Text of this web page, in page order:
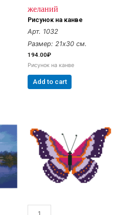
желаний
Рисунок на канве
Арт. 1032
Размер: 21х30 см.
194.00₽
Рисунок на канве
Add to cart